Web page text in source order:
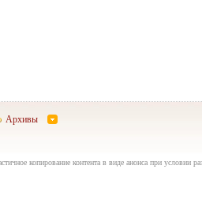
Архивы
копирование контента в виде анонса при условии